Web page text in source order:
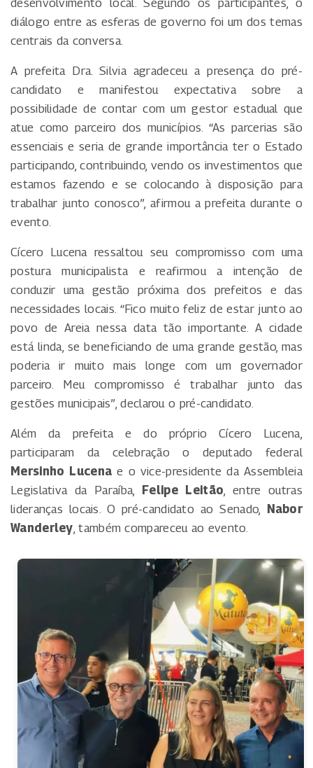
desenvolvimento local. Segundo os participantes, o
diálogo entre as esferas de governo foi um dos temas
centrais da conversa.
A prefeita Dra. Silvia agradeceu a presença do pré-
candidato e manifestou expectativa sobre a
possibilidade de contar com um gestor estadual que
atue como parceiro dos municípios. “As parcerias são
essenciais e seria de grande importância ter o Estado
participando, contribuindo, vendo os investimentos que
estamos fazendo e se colocando à disposição para
trabalhar junto conosco”, afirmou a prefeita durante o
evento.
Cícero Lucena ressaltou seu compromisso com uma
postura municipalista e reafirmou a intenção de
conduzir uma gestão próxima dos prefeitos e das
necessidades locais. “Fico muito feliz de estar junto ao
povo de Areia nessa data tão importante. A cidade
está linda, se beneficiando de uma grande gestão, mas
poderia ir muito mais longe com um governador
parceiro. Meu compromisso é trabalhar junto das
gestões municipais”, declarou o pré-candidato.
Além da prefeita e do próprio Cícero Lucena,
participaram da celebração o deputado federal
Mersinho Lucena e o vice-presidente da Assembleia
Legislativa da Paraíba,
Felipe Leitão, entre outras
lideranças locais. O pré-candidato ao Senado,
Nabor
Wanderley, também compareceu ao evento.